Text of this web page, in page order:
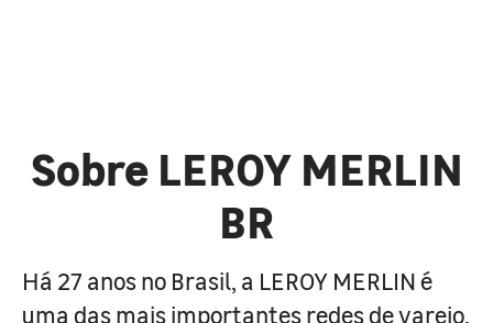
Sobre LEROY MERLIN
BR
Há 27 anos no Brasil, a LEROY MERLIN é
uma das mais importantes redes de varejo,